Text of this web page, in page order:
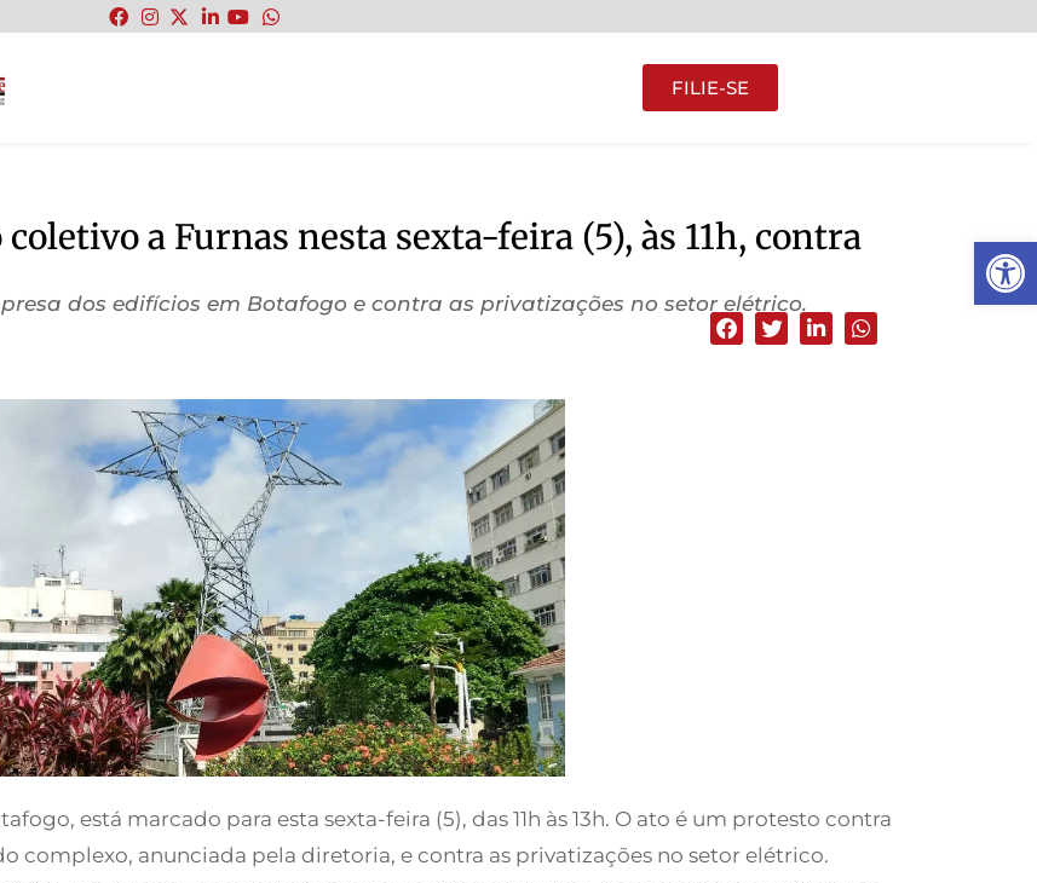
Abrir
FILIE-SE
a Furnas nesta sexta-feira (5), às 11h, contra
dos edifícios em Botafogo e contra as privatizações no setor elétrico.
está marcado para esta sexta-feira (5), das 11h às 13h. O ato é um protesto contra
complexo, anunciada pela diretoria, e contra as privatizações no setor elétrico.